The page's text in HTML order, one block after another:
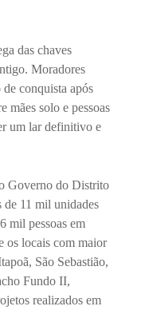
das chaves
Moradores
conquista após
mães solo e pessoas
um lar definitivo e
Governo do Distrito
de 11 mil unidades
mil pessoas em
os locais com maior
São Sebastião,
Fundo II,
realizados em